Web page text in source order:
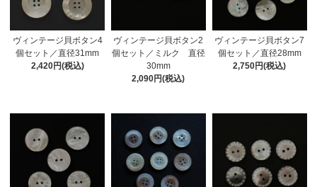
ヴィンテージ貝ボタン4
個セット／直径31mm
2,420円(税込)
ヴィンテージ貝ボタン2
個セット／ミルク 直径
30mm
2,090円(税込)
ヴィンテージ貝ボタン7
個セット／直径28mm
2,750円(税込)